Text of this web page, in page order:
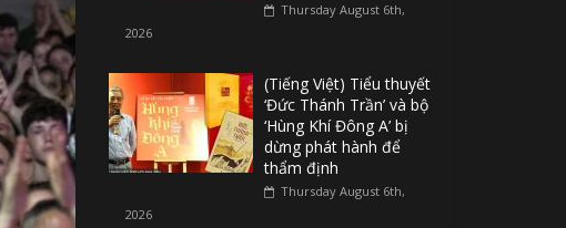
Thursday August 6th,
2026
(Tiếng Việt) Tiểu thuyết
‘Đức Thánh Trần’ và bộ
‘Hùng Khí Đông A’ bị
dừng phát hành để
thẩm định
Thursday August 6th,
2026